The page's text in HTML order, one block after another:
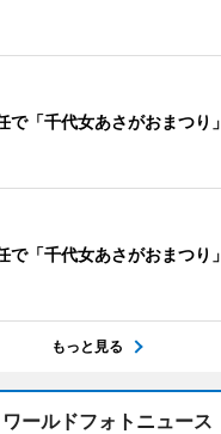
で「千代女あさがおまつり」
で「千代女あさがおまつり」
もっと見る
ワールドフォトニュース